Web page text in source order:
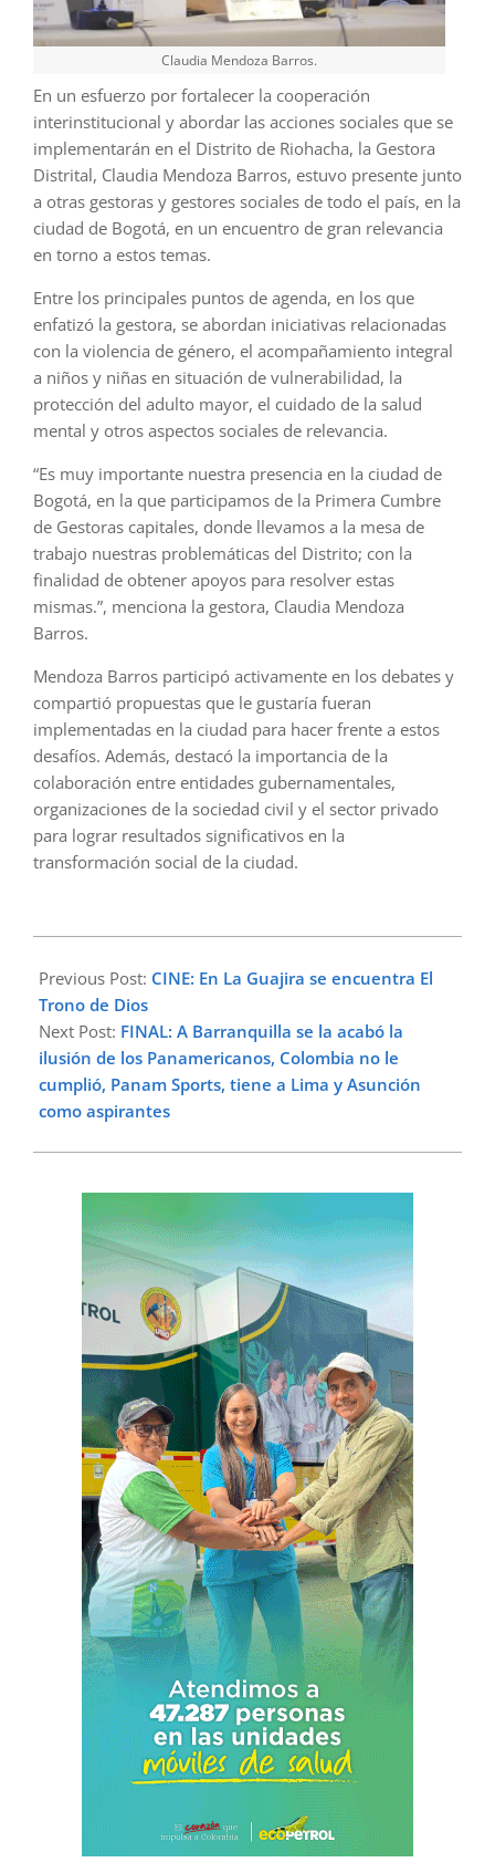
Claudia Mendoza Barros.
En un esfuerzo por fortalecer la cooperación
interinstitucional y abordar las acciones sociales que se
implementarán en el Distrito de Riohacha, la Gestora
Distrital, Claudia Mendoza Barros, estuvo presente junto
a otras gestoras y gestores sociales de todo el país, en la
ciudad de Bogotá, en un encuentro de gran relevancia
en torno a estos temas.
Entre los principales puntos de agenda, en los que
enfatizó la gestora, se abordan iniciativas relacionadas
con la violencia de género, el acompañamiento integral
a niños y niñas en situación de vulnerabilidad, la
protección del adulto mayor, el cuidado de la salud
mental y otros aspectos sociales de relevancia.
“Es muy importante nuestra presencia en la ciudad de
Bogotá, en la que participamos de la Primera Cumbre
de Gestoras capitales, donde llevamos a la mesa de
trabajo nuestras problemáticas del Distrito; con la
finalidad de obtener apoyos para resolver estas
mismas.”, menciona la gestora, Claudia Mendoza
Barros.
Mendoza Barros participó activamente en los debates y
compartió propuestas que le gustaría fueran
implementadas en la ciudad para hacer frente a estos
desafíos. Además, destacó la importancia de la
colaboración entre entidades gubernamentales,
organizaciones de la sociedad civil y el sector privado
para lograr resultados significativos en la
transformación social de la ciudad.
02-
01
Previous Post: CINE: En La Guajira se encuentra El
Trono de Dios
Next Post: FINAL: A Barranquilla se la acabó la
ilusión de los Panamericanos, Colombia no le
cumplió, Panam Sports, tiene a Lima y Asunción
como aspirantes